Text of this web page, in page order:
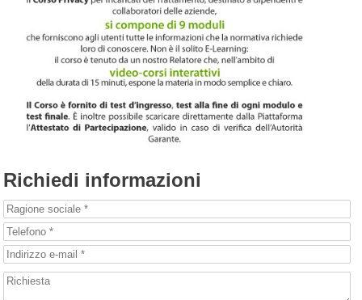
Richiedi informazioni